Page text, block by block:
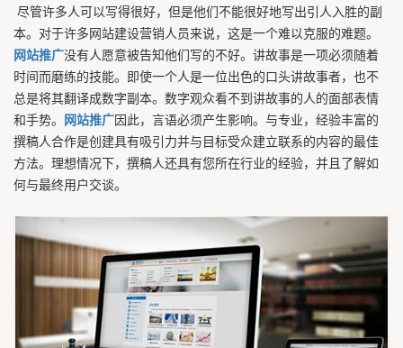
尽管许多人可以写得很好，但是他们不能很好地写出引人入胜的副
本。对于许多网站建设营销人员来说，这是一个难以克服的难题。
网站推广没有人愿意被告知他们写的不好。讲故事是一项必须随着
时间而磨练的技能。即使一个人是一位出色的口头讲故事者，也不
总是将其翻译成数字副本。数字观众看不到讲故事的人的面部表情
和手势。
网站推广 因此，言语必须产生影响。与专业，经验丰富的
撰稿人合作是创建具有吸引力并与目标受众建立联系的内容的最佳
方法。理想情况下，撰稿人还具有您所在行业的经验，并且了解如
何与最终用户交谈。